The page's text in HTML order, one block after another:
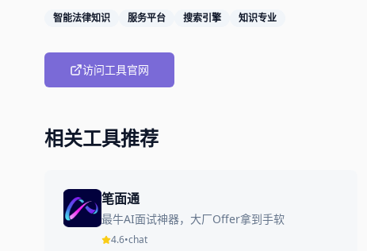
智能法律知识 服务平台 搜索引擎 知识专业
访问工具官网
相关工具推荐
笔面通
最牛AI面试神器，大厂Offer拿到手软
4.6•chat